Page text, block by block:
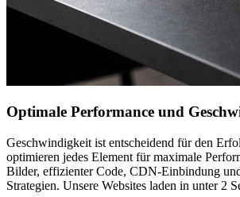
Optimale Performance und
Geschwindigkeit ist entscheidend für den
optimieren jedes Element für maximale
Bilder, effizienter Code, CDN-Einbindung
Strategien. Unsere Websites laden in unter 2